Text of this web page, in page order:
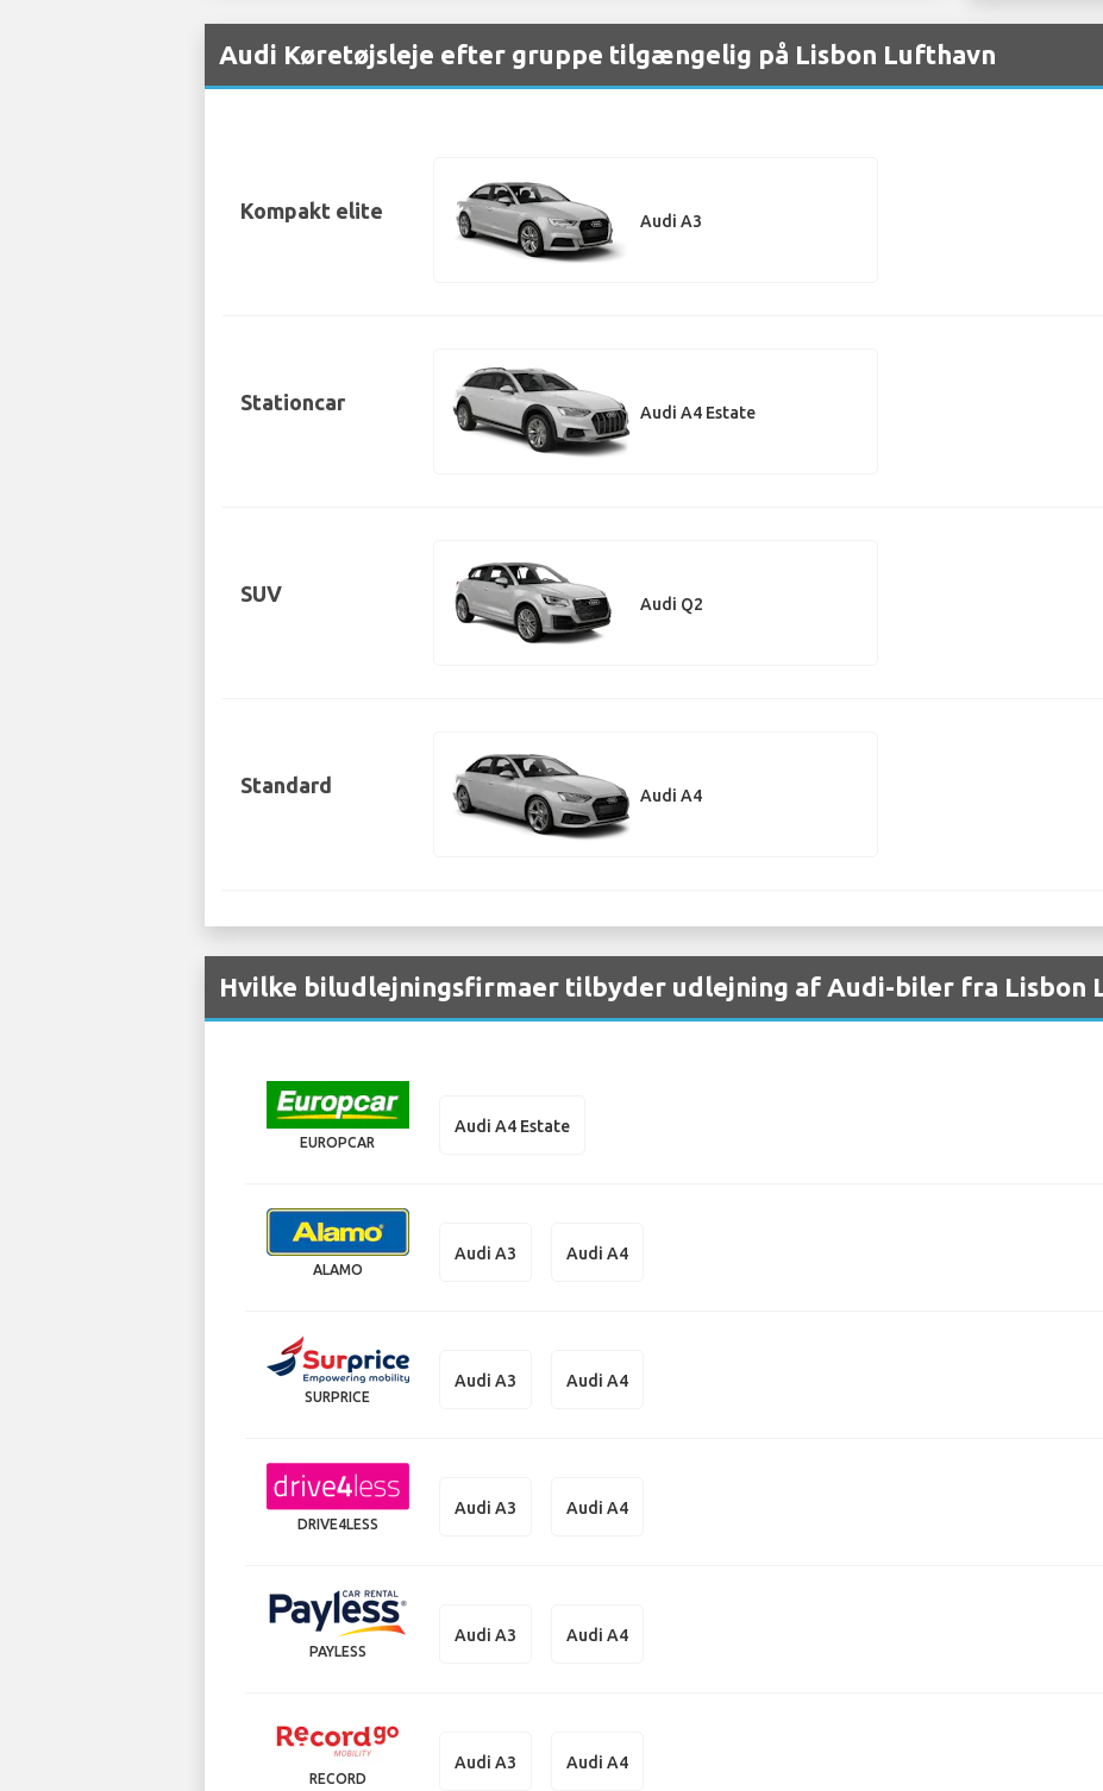
Audi Køretøjsleje efter gruppe tilgængelig på Lisbon Lufthavn
Kompakt elite Audi A3
Stationcar Audi A4 Estate
SUV Audi Q2
Standard Audi A4
Hvilke biludlejningsfirmaer tilbyder udlejning af Audi-biler fra Lisbon
EUROPCAR
Audi A4 Estate
ALAMO
Audi A3 Audi A4
SURPRICE
Audi A3 Audi A4
DRIVE4LESS
Audi A3 Audi A4
PAYLESS
Audi A3 Audi A4
RECORD
Audi A3 Audi A4